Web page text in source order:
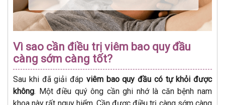
Vì sao cần điều trị viêm bao quy đầu
càng sớm càng tốt?
Sau khi đã giải đáp viêm bao quy đầu có tự khỏi được
không. Một điều quý ông cần ghi nhớ là căn bệnh nam